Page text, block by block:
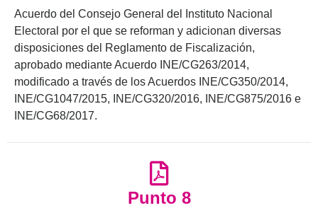
Acuerdo del Consejo General del Instituto Nacional
Electoral por el que se reforman y adicionan diversas
disposiciones del Reglamento de Fiscalización,
aprobado mediante Acuerdo INE/CG263/2014,
modificado a través de los Acuerdos INE/CG350/2014,
INE/CG1047/2015, INE/CG320/2016, INE/CG875/2016 e
INE/CG68/2017.
Punto 8